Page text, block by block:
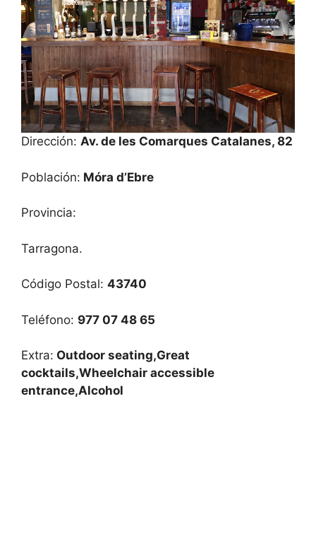
Dirección: Av. de les Comarques Catalanes, 82
Población: Móra d’Ebre
Provincia:
Tarragona.
Código Postal: 43740
Teléfono: 977 07 48 65
Extra: Outdoor seating,Great
cocktails,Wheelchair accessible
entrance,Alcohol